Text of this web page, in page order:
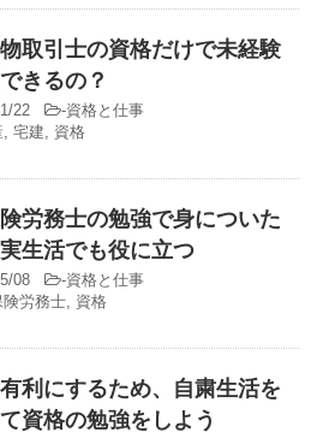
取引士の資格だけで未経験
きるの？
22 -資格と仕事
宅建 資格
労務士の勉強で身についた
生活でも役に立つ
08 -資格と仕事
険労務士 資格
利にするため、自粛生活を
資格の勉強をしよう